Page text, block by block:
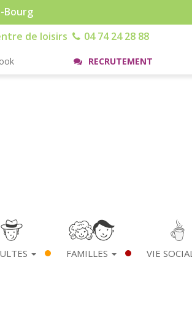
Bourg
de loisirs 04 74 24 28 88
RECRUTEMENT
FAMILLES VIE